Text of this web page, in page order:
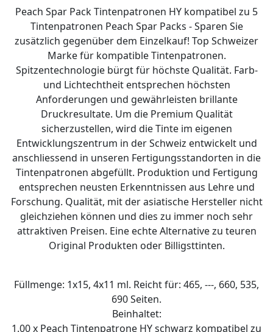
Peach Spar Pack Tintenpatronen HY kompatibel zu 5
Tintenpatronen Peach Spar Packs - Sparen Sie
zusätzlich gegenüber dem Einzelkauf! Top Schweizer
Marke für kompatible Tintenpatronen.
Spitzentechnologie bürgt für höchste Qualität. Farb-
und Lichtechtheit entsprechen höchsten
Anforderungen und gewährleisten brillante
Druckresultate. Um die Premium Qualität
sicherzustellen, wird die Tinte im eigenen
Entwicklungszentrum in der Schweiz entwickelt und
anschliessend in unseren Fertigungsstandorten in die
Tintenpatronen abgefüllt. Produktion und Fertigung
entsprechen neusten Erkenntnissen aus Lehre und
Forschung. Qualität, mit der asiatische Hersteller nicht
gleichziehen können und dies zu immer noch sehr
attraktiven Preisen. Eine echte Alternative zu teuren
Original Produkten oder Billigsttinten.
Füllmenge: 1x15, 4x11 ml. Reicht für: 465, ---, 660, 535,
690 Seiten.
Beinhaltet:
1.00 x Peach Tintenpatrone HY schwarz kompatibel zu